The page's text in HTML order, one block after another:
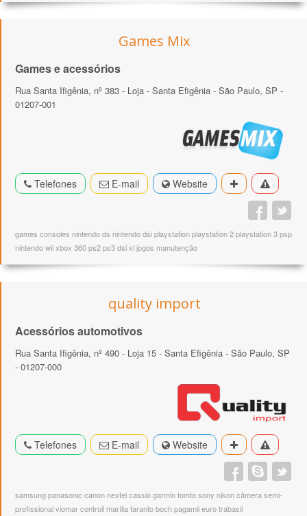
Games Mix
Games e acessórios
Rua Santa Ifigênia, nº 383 - Loja - Santa Efigênia - São Paulo, SP -
01207-001
Telefones E-mail Website
games consoles nintendo ds nintendo dsi playstation playstation 2 playstation 3 psp
nintendo wii xbox 360 ps2 ps3 dsi xl jogos manutenção
quality import
Acessórios automotivos
Rua Santa Ifigênia, nº 490 - Loja 15 - Santa Efigênia - São Paulo, SP
- 01207-000
Telefones E-mail Website
samsung panasonic canon nextel cassio garmin tomto sony nikon câmera semi-
profissional viomar controil marília taranto boch pagamil euro trabasil